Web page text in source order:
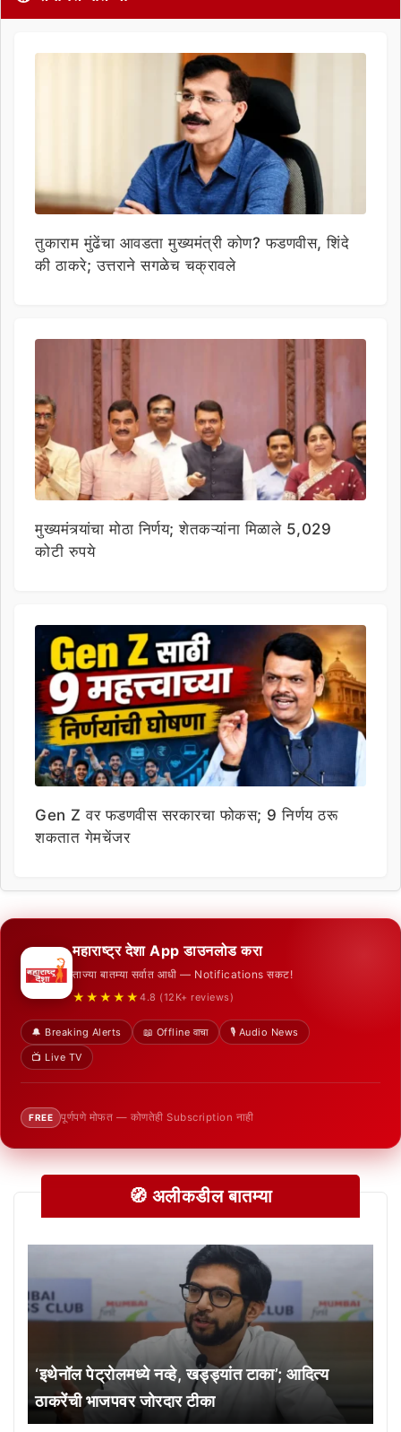
तुकाराम मुंढेंचा आवडता मुख्यमंत्री कोण? फडणवीस, शिंदे
की ठाकरे; उत्तराने सगळेच चक्रावले
मुख्यमंत्र्यांचा मोठा निर्णय; शेतकऱ्यांना मिळाले 5,029
कोटी रुपये
Gen Z वर फडणवीस सरकारचा फोकस; 9 निर्णय ठरू
शकतात गेमचेंजर
महाराष्ट्र देशा App डाउनलोड करा
ताज्या बातम्या सर्वात आधी — Notifications सकट!
★★★★★ 4.8 (12K+ reviews)
🔔 Breaking Alerts 📖 Offline वाचा
🎙️ Audio News
📺 Live TV
FREE पूर्णपणे मोफत — कोणतेही Subscription नाही
🧭 अलीकडील बातम्या
‘इथेनॉल पेट्रोलमध्ये नव्हे, खड्ड्यांत टाका’; आदित्य
ठाकरेंची भाजपवर जोरदार टीका